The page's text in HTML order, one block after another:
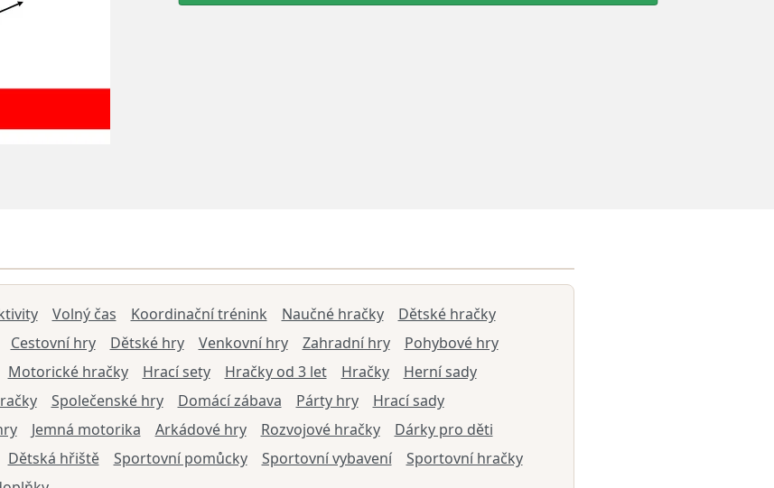
Volný čas Koordinační trénink Naučné hračky
Dětské hračky
Cestovní hry Dětské hry Venkovní hry Zahradní hry
Pohybové hry
Motorické hračky Hrací sety Hračky od 3 let Hračky
Herní sady
Společenské hry Domácí zábava Párty hry
Hrací sady
Jemná motorika Arkádové hry Rozvojové hračky
Dárky pro děti
Dětská hřiště Sportovní pomůcky Sportovní vybavení
Sportovní hračky